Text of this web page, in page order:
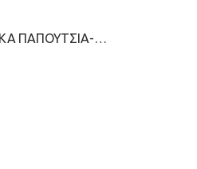
ΑΝΔΡΙΚΑ ΑΘΛΗΤΙΚΑ ΠΑΠΟΥΤΣΙΑ-JOMA-2699-0024-ΜΑΥΡΟ